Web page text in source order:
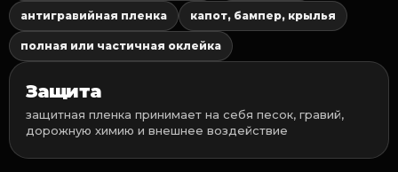
антигравийная пленка капот, бампер, крылья
полная или частичная оклейка
Защита
защитная пленка принимает на себя песок, гравий,
дорожную химию и внешнее воздействие